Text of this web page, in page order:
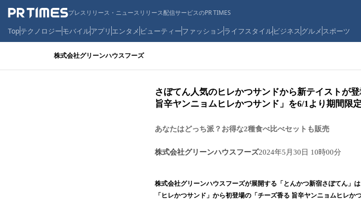
プレスリリース・ニュースリリース配信サービスのPR TIMES
Topテクノロジーモバイルアプリ エンタメ ビューティーファッションライフスタイルビジネス グルメ スポーツ
株式会社グリーンハウスフーズ
さぼてん人気のヒレかつサンドから新テイストが
旨辛ヤンニョムヒレかつサンド」を6/1より期間限
あなたはどっち派？お得な2種食べ比べセットも販売
株式会社グリーンハウスフーズ2024年5月30日 10時00分
株式会社グリーンハウスフーズが展開する「とんかつ新宿さぼてん」
「ヒレかつサンド」から初登場の「チーズ香る 旨辛ヤンニョムヒレか